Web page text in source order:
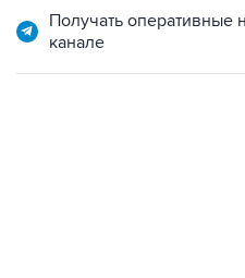
Получать оперативные
канале